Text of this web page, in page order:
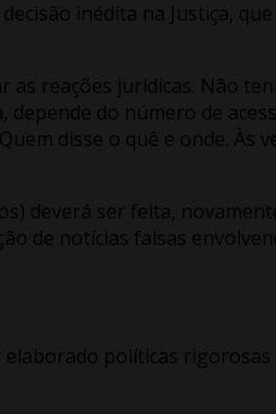
inédita na Justiça,
as reações jurídicas. Não
do número de
disse o quê e onde. Às
deverá ser feita,
de notícias falsas
elaborado políticas